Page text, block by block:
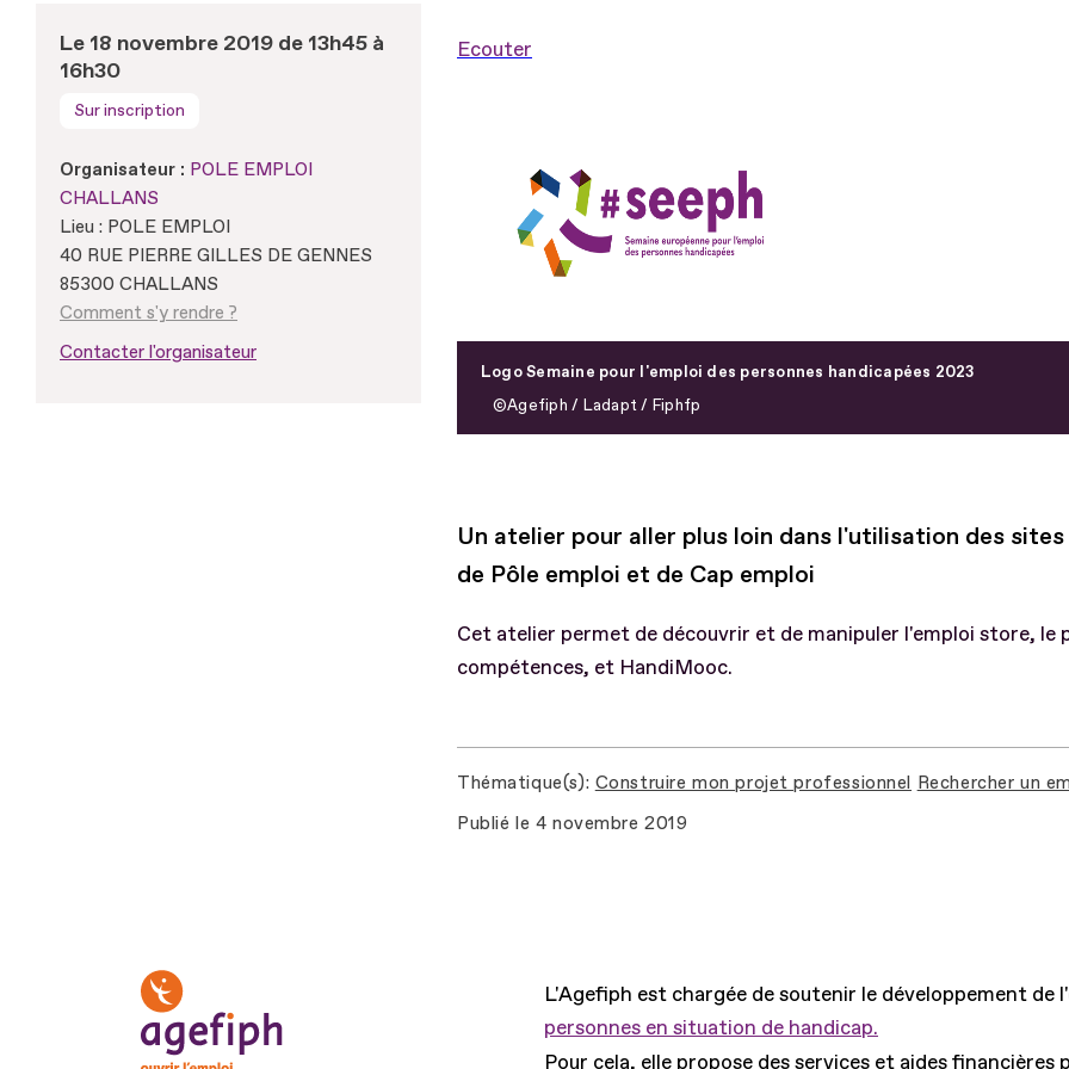
Le 18 novembre 2019 de 13h45 à
16h30
Sur inscription
Organisateur : POLE EMPLOI
CHALLANS
Lieu : POLE EMPLOI
40 RUE PIERRE GILLES DE GENNES
85300 CHALLANS
Comment s'y rendre ?
Contacter l'organisateur
Ecouter
Logo Semaine pour l'emploi des personnes handicapées 2023
Agefiph / Ladapt / Fiphfp
Un atelier pour aller plus loin dans l'utilisation des
de Pôle emploi et de Cap emploi
Cet atelier permet de découvrir et de manipuler l'emploi store, le
compétences, et HandiMooc.
Thématique(s) Construire mon projet professionnel Rechercher un
Publié le 4 novembre 2019
L'Agefiph est chargée de soutenir le développement de
personnes en situation de handicap.
Pour cela, elle propose des services et aides financières